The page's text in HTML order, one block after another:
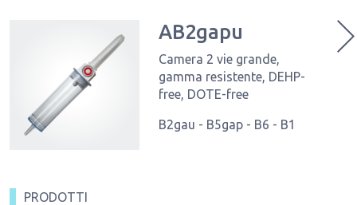
PRODOTTI
AB2gapu
Camera 2 vie grande,
gamma resistente, DEHP-
free, DOTE-free
B2gau - B5gap - B6 - B1